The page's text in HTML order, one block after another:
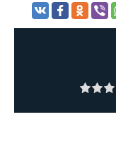
Igra-mirazhey 07